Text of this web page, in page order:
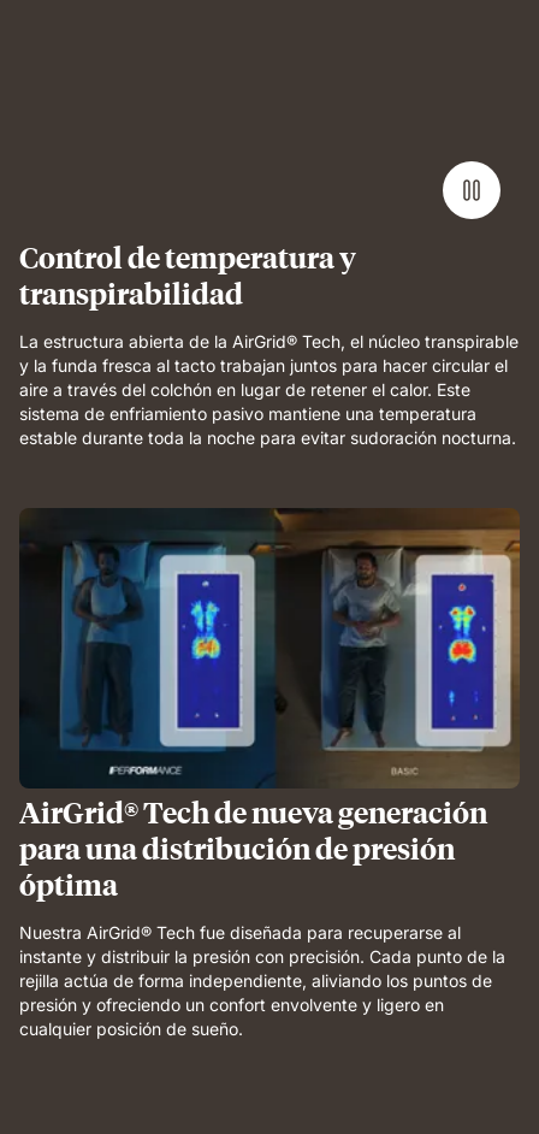
breathable
comfort.
Control de temperatura y
transpirabilidad
La estructura abierta de la AirGrid® Tech, el núcleo transpirable
y la funda fresca al tacto trabajan juntos para hacer circular el
aire a través del colchón en lugar de retener el calor. Este
sistema de enfriamiento pasivo mantiene una temperatura
estable durante toda la noche para evitar sudoración nocturna.
AirGrid® Tech de nueva generación
para una distribución de presión
óptima
Nuestra AirGrid® Tech fue diseñada para recuperarse al
instante y distribuir la presión con precisión. Cada punto de la
rejilla actúa de forma independiente, aliviando los puntos de
presión y ofreciendo un confort envolvente y ligero en
cualquier posición de sueño.